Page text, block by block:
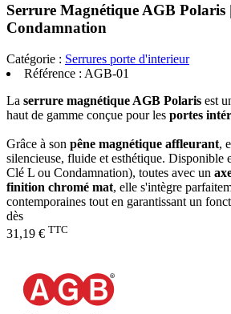
Serrure Magnétique AGB Polaris
Condamnation
Catégorie : Serrures porte d'interieur
Référence : AGB-01
La serrure magnétique AGB Polaris est
haut de gamme conçue pour les portes
Grâce à son pêne magnétique affleurant,
silencieuse, fluide et esthétique. Disponible
Clé L ou Condamnation), toutes avec un
finition chromé mat, elle s'intègre
contemporaines tout en garantissant un
dès
31,19 € TTC